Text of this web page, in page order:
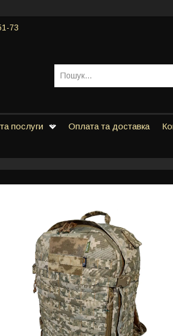
73
послуги Оплата та доставка